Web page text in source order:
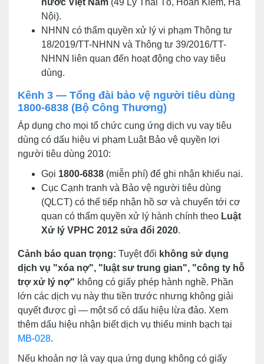
Nội).
NHNN có thẩm quyền xử lý vi phạm Thông tư
18/2019/TT-NHNN và Thông tư 39/2016/TT-
NHNN liên quan đến hoạt động cho vay tiêu
dùng.
Kênh 3 — Tổng đài bảo vệ người tiêu dùng
1800-6838 (Bộ Công Thương)
Áp dụng cho mọi tổ chức cung ứng dịch vụ vay tiêu
dùng có dấu hiệu vi phạm Luật Bảo vệ quyền lợi
người tiêu dùng 2010:
Gọi 1800-6838 (miễn phí) để ghi nhận khiếu nại.
Cục Cạnh tranh và Bảo vệ người tiêu dùng
(QLCT) có thể tiếp nhận hồ sơ và chuyển tới cơ
quan có thẩm quyền xử lý hành chính theo Luật
Xử lý VPHC 2012 sửa đổi 2020.
Cảnh báo quan trọng: Tuyệt đối không sử dụng
dịch vụ "xóa nợ", "luật sư trung gian", "công ty hỗ
trợ xử lý nợ" không có giấy phép hành nghề. Phần
lớn các dịch vụ này thu tiền trước nhưng không giải
quyết được gì — một số có dấu hiệu lừa đảo. Xem
thêm dấu hiệu nhận biết dịch vụ thiếu minh bạch tại
MB-028.
Nếu khoản nợ là vay qua ứng dụng không có giấy